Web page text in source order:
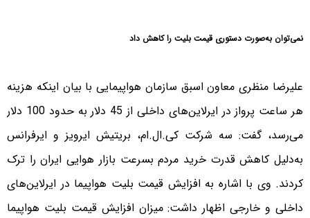
نمی‌توان به‌صورت دستوری قیمت بلیت را کاهش داد
علیرضا منظری معاون اسبق سازمان هواپیمایی با بیان اینکه هزینه
هر ساعت پرواز در ایرلاین‌های داخلی از 45 دلار به حدود 100 دلار
می‌رسد، گفت: سه شرکت کی.ال.ام، بریتیش ایرویز و ایرفرانس
به‌دلیل کاهش قدرت خرید مردم بسرعت بازار هوایی ایران را ترک
کردند. وی با اشاره به افزایش قیمت بلیت هواپیما در ایرلاین‌های
داخلی و خارجی اظهار داشت: میزان افزایش قیمت بلیت هواپیما